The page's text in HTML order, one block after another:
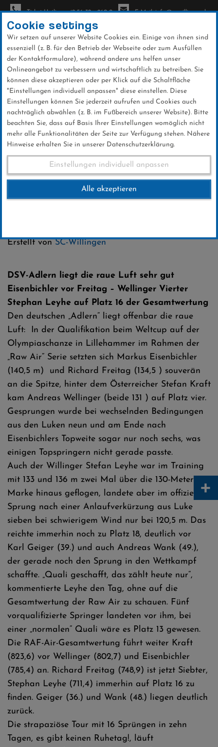
Direkt
zum
Inhalt
Ticket-Hotline: +49 56 32 - 960-0 E-Mail: info@sc-willingen.de
News
Qualifikation Lillehammer
13.03.2017
Erstellt vonSC-Willingen
DSV-Adlern liegt die raue Luft sehr gut
Eisenbichler vor Freitag – Wellinger Vierter
Stephan Leyhe auf Platz 16 der Gesamtwertung
Den deutschen „Adlern“ liegt offenbar die raue
Luft: In der Qualifikation beim Weltcup auf der
Olympiaschanze in Lillehammer im Rahmen der
„Raw Air“ Serie setzten sich Markus Eisenbichler
(140,5 m) und Richard Freitag (134,5 ) souverän
an die Spitze, hinter dem Österreicher Stefan Kraft
kam Andreas Wellinger (beide 131 ) auf Platz vier.
Gesprungen wurde bei wechselnden Bedingungen
aus den Luken neun und am Ende nach
Eisenbichlers Topweite sogar nur noch sechs, was
einigen Topspringern nicht gerade passte.
Auch der Willinger Stefan Leyhe war im Training
mit 133 und 136 m zwei Mal über die 130-Meter-
Marke hinaus geflogen, landete aber im offiziellen
Sprung nach einer Anlaufverkürzung aus Luke
sieben bei schwierigem Wind nur bei 120,5 m. Das
reichte immerhin noch zu Platz 18, deutlich vor
Karl Geiger (39.) und auch Andreas Wank (49.),
der gerade noch den Sprung in den Wettkampf
schaffte. „Quali geschafft, das zählt heute nur“,
kommentierte Leyhe den Tag, ohne auf die
Gesamtwertung der Raw Air zu schauen. Fünf
vorqualifizierte Springer landeten vor ihm, bei
einer „normalen“ Quali wäre es Platz 13 gewesen.
Die RAF-Air-Gesamtwertung führt weiter Kraft
(823,6) vor Wellinger (802,7) und Eisenbichler
(785,4) an. Richard Freitag (748,9) ist jetzt Siebter,
Stephan Leyhe (711,4) immerhin auf Platz 16 zu
finden. Geiger (36.) und Wank (48.) liegen deutlich
zurück.
Die strapaziöse Tour mit 16 Sprüngen in zehn
Tagen, es gibt keinen Ruhetag!, läuft
Cookie settings
Wir setzen auf unserer Website Cookies ein. Einige von ihnen sind
essenziell (z. B. für den Betrieb der Webseite oder zum Ausfüllen
der Kontaktformulare), während andere uns helfen unser
Onlineangebot zu verbessern und wirtschaftlich zu betreiben. Sie
können diese akzeptieren oder per Klick auf die Schaltfläche
"Einstellungen individuell anpassen" diese einstellen. Diese
Einstellungen können Sie jederzeit aufrufen und Cookies auch
nachträglich abwählen (z. B. im Fußbereich unserer Website). Bitte
beachten Sie, dass auf Basis Ihrer Einstellungen womöglich nicht
mehr alle Funktionalitäten der Seite zur Verfügung stehen. Nähere
Hinweise erhalten Sie in unserer Datenschutzerklärung.
Einstellungen individuell anpassen
Alle akzeptieren
+